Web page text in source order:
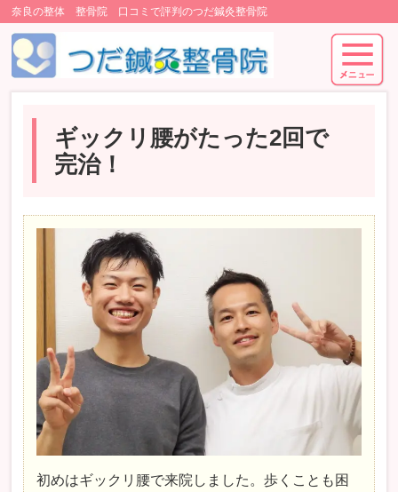
奈良の整体 整骨院 口コミで評判のつだ鍼灸整骨院
ギックリ腰がたった2回で
完治！
初めはギックリ腰で来院しました。歩くことも困